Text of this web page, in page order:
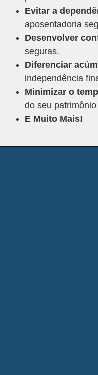
Evitar a
aposentadoria
Desenvolver
seguras.
Diferenciar
independência
Minimizar o
do seu
E Muito Mais!